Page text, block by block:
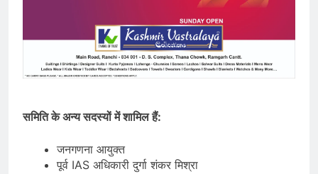
समिति के अन्य सदस्यों में शामिल हैं:
जनगणना आयुक्त
पूर्व IAS अधिकारी दुर्गा शंकर मिश्रा